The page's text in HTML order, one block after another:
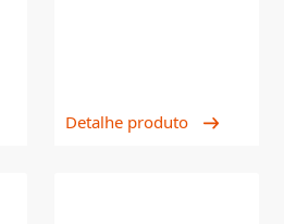
Detalhe produto